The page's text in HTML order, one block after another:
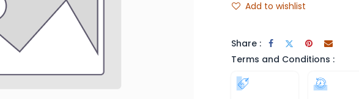
Add to wishlist
Share :
Terms and Conditions :